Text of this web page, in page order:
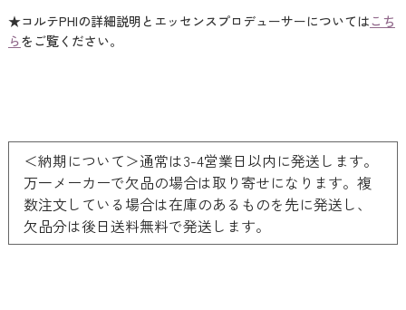
★コルテPHIの詳細説明とエッセンスプロデューサーについてはこち
らをご覧ください。
＜納期について＞通常は3-4営業日以内に発送します。
万一メーカーで欠品の場合は取り寄せになります。複
数注文している場合は在庫のあるものを先に発送し、
欠品分は後日送料無料で発送します。